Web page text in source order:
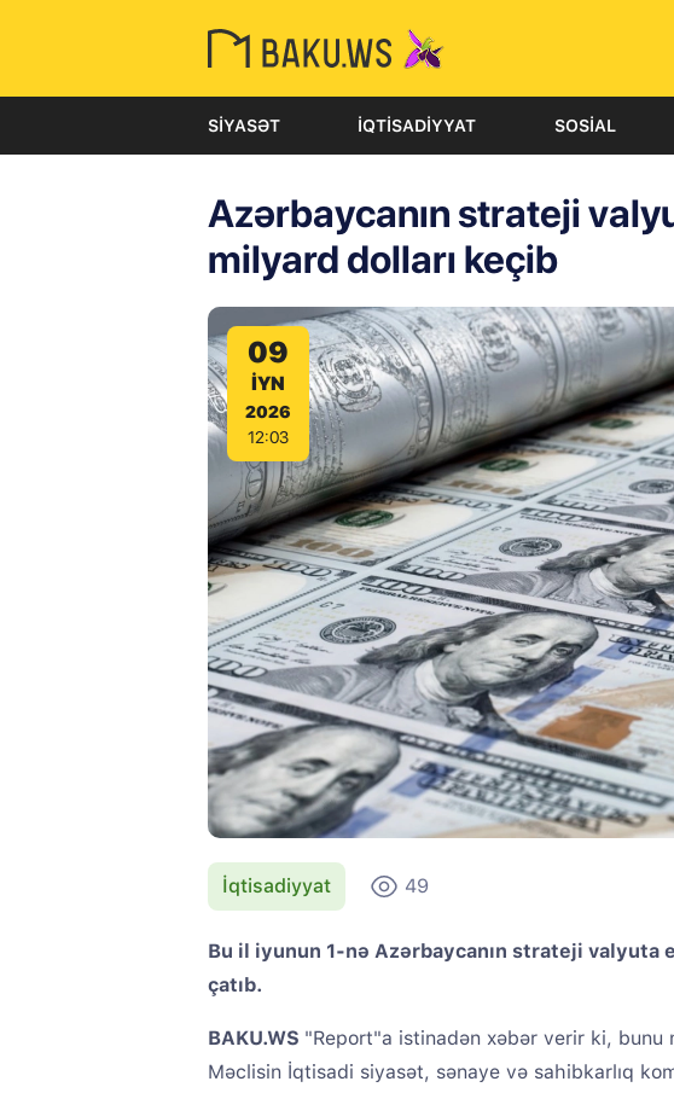
SIYASƏT İQTISADIYYAT SOSIAL
Azərbaycanın strateji
milyard dolları keçib
09
IYN
2026
12:03
İqtisadiyyat 49
Bu il iyunun 1-nə Azərbaycanın strateji valyuta
çatıb.
BAKU.WS "Report"a istinadən xəbər verir ki,
Məclisin İqtisadi siyasət, sənaye və sahibkarlıq